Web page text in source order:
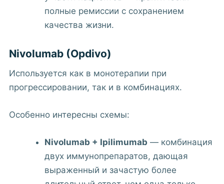
полные ремиссии с сохранением
качества жизни.
Nivolumab (Opdivo)
Используется как в монотерапии при
прогрессировании, так и в комбинациях.
Особенно интересны схемы:
Nivolumab + Ipilimumab — комбинация
двух иммунопрепаратов, дающая
выраженный и зачастую более